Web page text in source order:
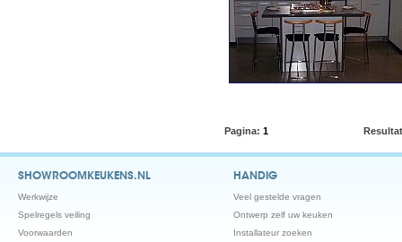
Pagina: 1
SHOWROOMKEUKENS.NL
Werkwijze
Spelregels veiling
Voorwaarden
HANDIG
Veel gestelde vragen
Ontwerp zelf uw keuken
Installateur zoeken